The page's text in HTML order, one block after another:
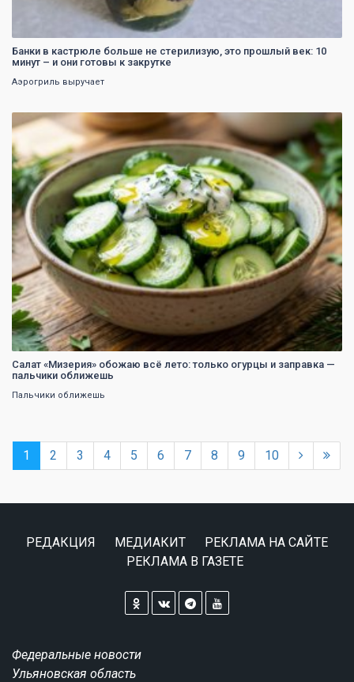
Банки в кастрюле больше не стерилизую, это прошлый век: 10
минут – и они готовы к закрутке
Аэрогриль выручает
Салат «Мизерия» обожаю всё лето: только огурцы и заправка —
пальчики оближешь
Пальчики оближешь
1 2 3 4 5 6 7 8 9 10
РЕДАКЦИЯ МЕДИАКИТ
РЕКЛАМА НА САЙТЕ
РЕКЛАМА В ГАЗЕТЕ
Федеральные новости
Ульяновская область